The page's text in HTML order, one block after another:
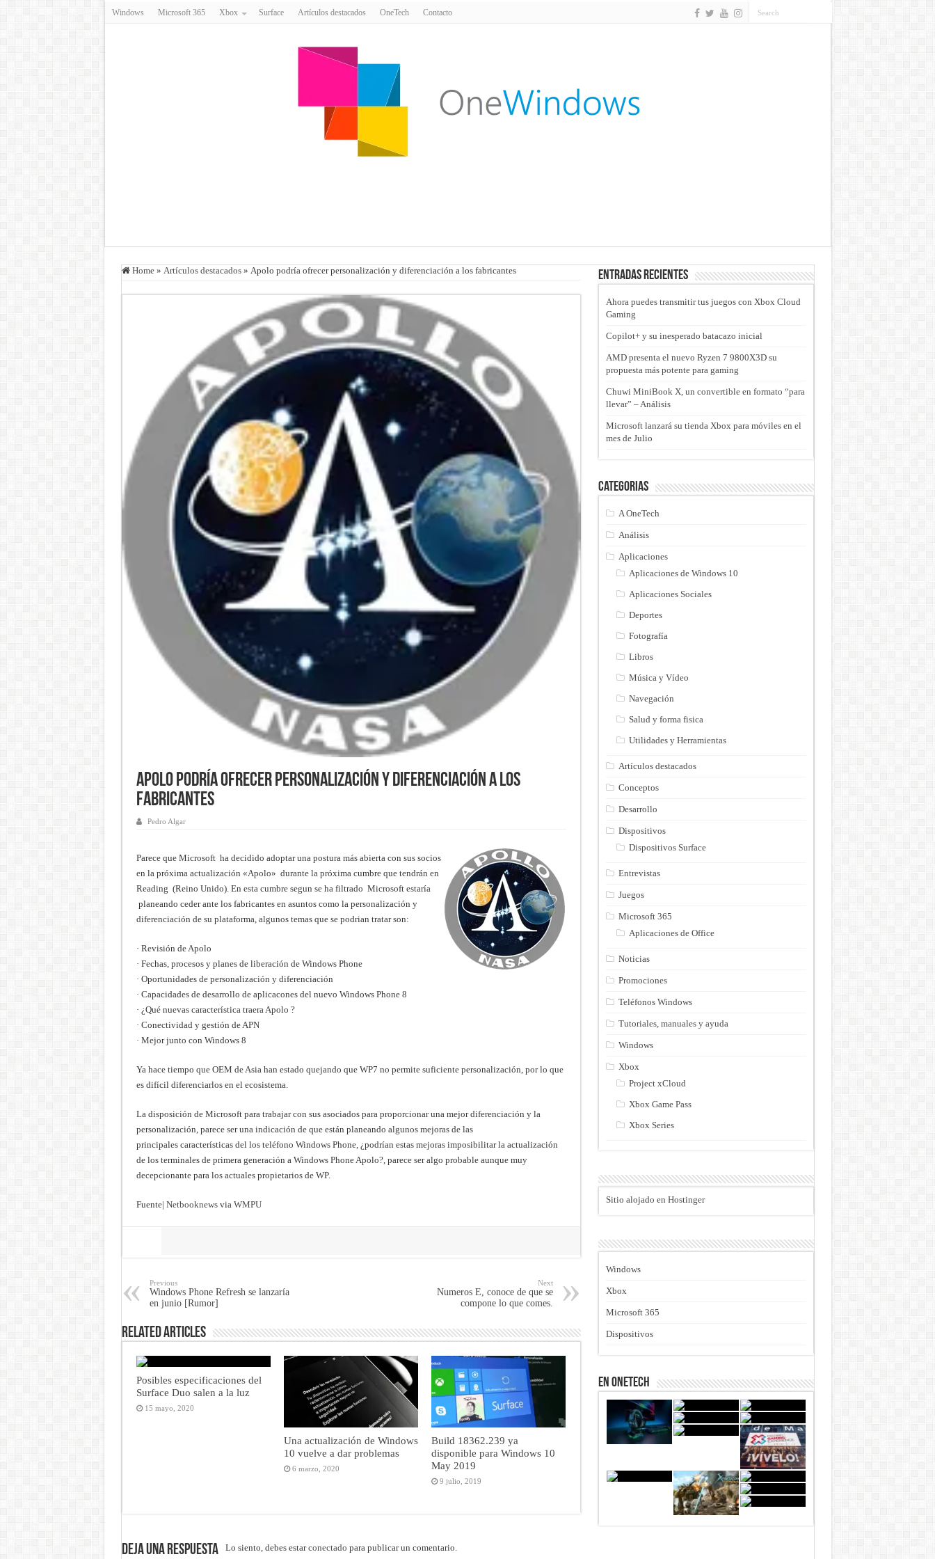
Windows Microsoft 365 Xbox Surface Artículos destacados OneTech Contacto
Home » Artículos destacados » Apolo podría ofrecer personalización y diferenciación a los fabricantes
Apolo podría ofrecer personalización y diferenciación a los
fabricantes
Pedro Algar
Parece que Microsoft ha decidido adoptar una postura más abierta con sus socios
en la próxima actualización «Apolo» durante la próxima cumbre que tendrán en
Reading (Reino Unido). En esta cumbre segun se ha filtrado Microsoft estaría
planeando ceder ante los fabricantes en asuntos como la personalización y
diferenciación de su plataforma, algunos temas que se podrian tratar son:
· Revisión de Apolo
· Fechas, procesos y planes de liberación de Windows Phone
· Oportunidades de personalización y diferenciación
· Capacidades de desarrollo de aplicacones del nuevo Windows Phone 8
· ¿Qué nuevas característica traera Apolo ?
· Conectividad y gestión de APN
· Mejor junto con Windows 8
Ya hace tiempo que OEM de Asia han estado quejando que WP7 no permite suficiente personalización, por lo que
es difícil diferenciarlos en el ecosistema.
La disposición de Microsoft para trabajar con sus asociados para proporcionar una mejor diferenciación y la
personalización, parece ser una indicación de que están planeando algunos mejoras de las
principales características del los teléfono Windows Phone, ¿podrían estas mejoras imposibilitar la actualización
de los terminales de primera generación a Windows Phone Apolo?, parece ser algo probable aunque muy
decepcionante para los actuales propietarios de WP.
Fuente| Netbooknewsvia WMPU
Previous
Windows Phone Refresh se lanzaría
en junio [Rumor]
Next
Numeros E, conoce de que se
compone lo que comes.
Related Articles
Posibles especificaciones del
Surface Duo salen a la luz
15 mayo, 2020
Una actualización de Windows
10 vuelve a dar problemas
6 marzo, 2020
Build 18362.239 ya
disponible para Windows 10
May 2019
9 julio, 2019
Deja una respuesta Lo siento, debes estarconectado para publicar un comentario.
Entradas recientes
Ahora puedes transmitir tus juegos con Xbox Cloud
Gaming
Copilot+ y su inesperado batacazo inicial
AMD presenta el nuevo Ryzen 7 9800X3D su
propuesta más potente para gaming
Chuwi MiniBook X, un convertible en formato “para
llevar” – Análisis
Microsoft lanzará su tienda Xbox para móviles en el
mes de Julio
Categorias
A OneTech
Análisis
Aplicaciones
Aplicaciones de Windows 10
Aplicaciones Sociales
Deportes
Fotografía
Libros
Música y Vídeo
Navegación
Salud y forma fisica
Utilidades y Herramientas
Artículos destacados
Conceptos
Desarrollo
Dispositivos
Dispositivos Surface
Entrevistas
Juegos
Microsoft 365
Aplicaciones de Office
Noticias
Promociones
Teléfonos Windows
Tutoriales, manuales y ayuda
Windows
Xbox
Project xCloud
Xbox Game Pass
Xbox Series
Sitio alojado en Hostinger
Windows
Xbox
Microsoft 365
Dispositivos
En Onetech